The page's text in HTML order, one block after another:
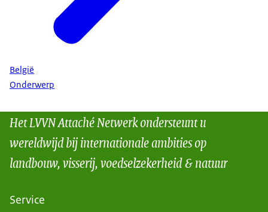
België
Onderwerp
Het LVVN Attaché Netwerk ondersteunt u
wereldwijd bij internationale ambities op
landbouw, visserij, voedselzekerheid & natuur
Service